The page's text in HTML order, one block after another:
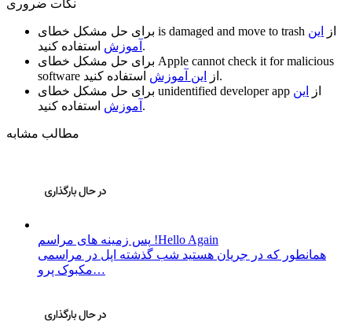
نکات ضروری
is damaged and move to trash از
این
آموزش استفاده کنید.
Apple cannot check it for malicious
software
از این آموزش
استفاده کنید.
unidentified developer app از
این
آموزش استفاده کنید.
مطالب مشابه
پس زمینه های مراسم !Hello Again
همانطور که در جریان هستید شب گذشته اپل در مراسمی
مکبوک پرو…